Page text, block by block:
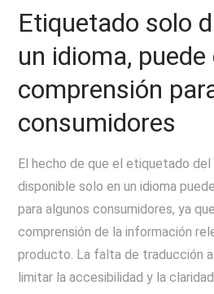
Etiquetado solo
un idioma,
comprensión
consumidores
El hecho de que el etiquetado
disponible solo en un idioma
para algunos consumidores, ya
comprensión de la información
producto. La falta de traducción
limitar la accesibilidad y la